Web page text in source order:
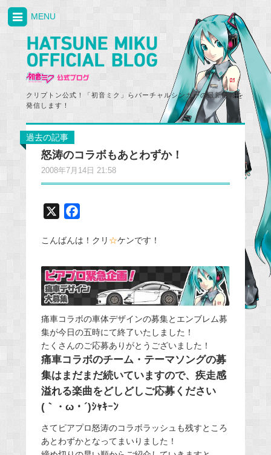
クリプトン公式！「初音ミク」らバーチャルシンガーの最新情報を
発信します！
MENU
過去の記事
怒涛のコラボもあとわずか！
2008年7月14日 21:58
c
b
o
o
k
こんばんは！クリ ☆ケンです！
痛車コラボの車体デザインの募集とエンブレム募
集が今日の五時にて終了いたしました！
たくさんのご応募ありがとうございました！
痛車コラボのチーム・テーマソングの募
集はまだまだ続いていますので、疾走感
溢れる楽曲をどしどしご応募ください
(｀・ω・´)ｼｬｷｰﾝ
さてピアプロ怒涛のコラボラッシュも残すところ
あとわずかとなってまいりました！